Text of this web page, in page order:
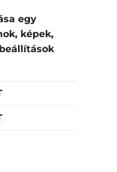
egy
képek,